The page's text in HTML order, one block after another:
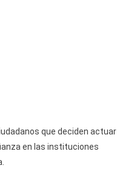
que deciden actuar
en las instituciones